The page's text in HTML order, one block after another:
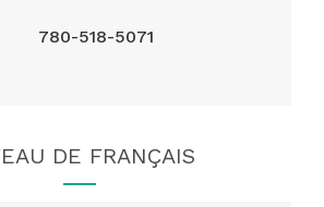
780-518-5071
DE FRANÇAIS